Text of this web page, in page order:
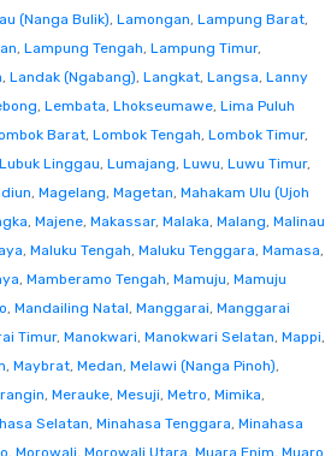
(Nanga Bulik), Lamongan, Lampung Barat,
, Lampung Tengah, Lampung Timur,
, Landak (Ngabang), Langkat, Langsa, Lanny
, Lembata, Lhokseumawe, Lima Puluh
Barat, Lombok Tengah, Lombok Timur,
Lubuk Linggau, Lumajang, Luwu, Luwu Timur,
, Magelang, Magetan, Mahakam Ulu (Ujoh
, Majene, Makassar, Malaka, Malang, Malinau
, Maluku Tengah, Maluku Tenggara, Mamasa,
, Mamberamo Tengah, Mamuju, Mamuju
, Mandailing Natal, Manggarai, Manggarai
Timur, Manokwari, Manokwari Selatan, Mappi,
, Maybrat, Medan, Melawi (Nanga Pinoh),
, Merauke, Mesuji, Metro, Mimika,
Selatan, Minahasa Tenggara, Minahasa
, Morowali, Morowali Utara, Muara Enim, Muaro